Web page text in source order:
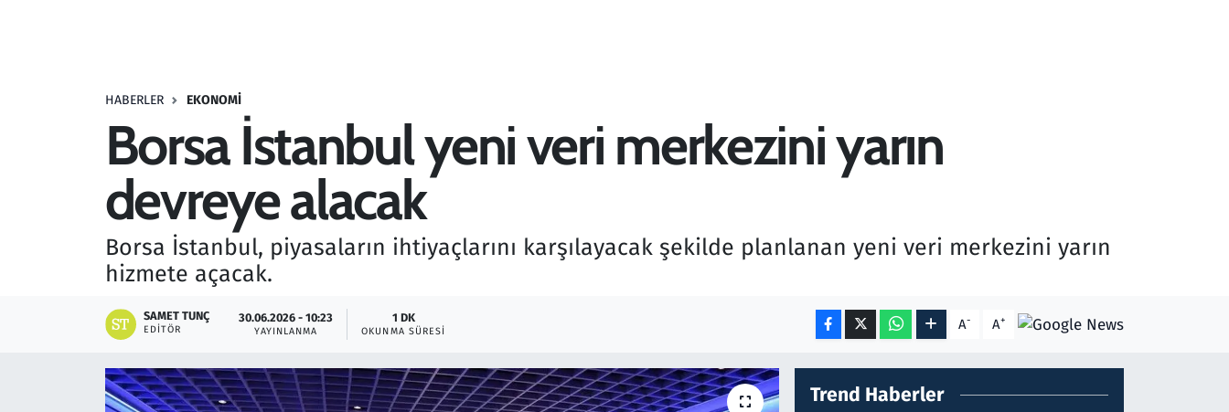
HABERLER EKONOMI
Borsa İstanbul yeni veri merkezini yarın
devreye alacak
Borsa İstanbul, piyasaların ihtiyaçlarını karşılayacak şekilde planlanan yeni veri merkezini yarın
hizmete açacak.
SAMET TUNÇ
EDITÖR
30.06.2026 - 10:23
YAYINLANMA
1 DK
OKUNMA SÜRESI A- A+
Trend Haberler
Savunma Sanayi
Teknoloji ve Bilim
Televizyon